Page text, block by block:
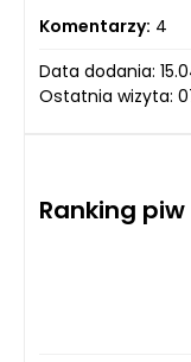
Komentarzy: 4
Data dodania:
Ostatnia wizyta:
Ranking piw